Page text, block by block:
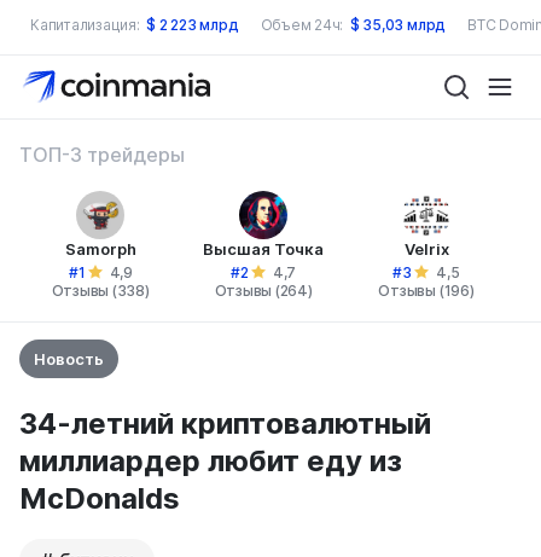
Капитализация: $ 2 223 млрд Объем 24ч: $ 35,03 млрд BTC
ТОП-3 трейдеры
Samorph
#1
4,9
Отзывы (338)
Высшая Точка
#2
4,7
Отзывы (264)
Velrix
#3
4,5
Отзывы (196)
Новость
34-летний криптовалютный
миллиардер любит еду из
McDonalds